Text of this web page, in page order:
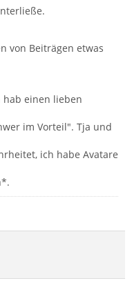
von Beiträgen etwas
einen lieben
im Vorteil". Tja und
ich habe Avatare